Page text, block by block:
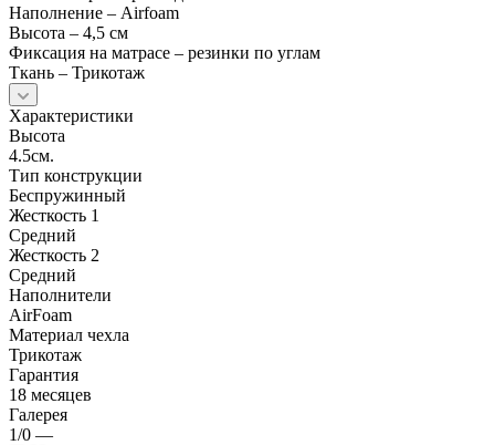
Наполнение – Airfoam
Высота – 4,5 см
Фиксация на матрасе – резинки по углам
Ткань – Трикотаж
Характеристики
Высота
4.5см.
Тип конструкции
Беспружинный
Жесткость 1
Средний
Жесткость 2
Средний
Наполнители
AirFoam
Материал чехла
Трикотаж
Гарантия
18 месяцев
Галерея
1/0 —